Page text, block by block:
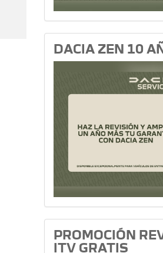
DACIA ZEN 10
PROMOCIÓN
ITV GRATIS